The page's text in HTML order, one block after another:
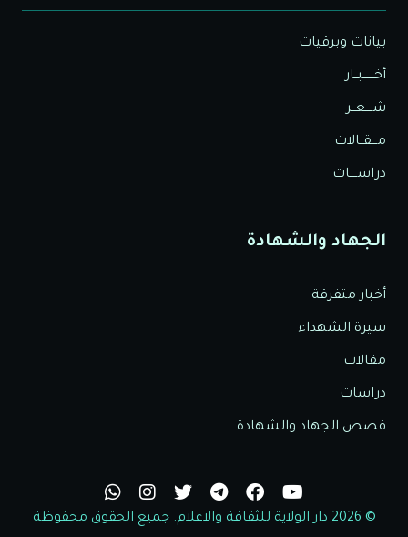
بيانات وبرقيات
أخــــــبــار
شــــعــر
مـــقــالات
دراســــات
الجهاد والشهادة
أخبار متفرقة
سيرة الشهداء
مقالات
دراسات
قصص الجهاد والشهادة
© 2026 دار الولاية للثقافة والاعلام. جميع الحقوق محفوظة